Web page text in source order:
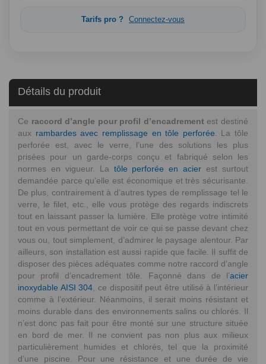
Tarifs pro ? Connectez-vous
Détails du produit
Ce raccord d’angle pour profil d’encadrement est destiné
aux rambardes avec remplissage en tôle perforée . La tôle
perforée est, avec le verre, l’une des solutions les plus
prisées pour un garde-corps conçu et fabriqué selon les
normes en vigueur. La tôle perforée en acier est surtout
demandée parce qu’elle est économique et très sécurisante.
De plus, contrairement à d’autres types de remplissage tel le
verre, le filet, etc., elle vous protège des regards indiscrets
tout en laissant passer la lumière. Elle protège votre intimité
tout en vous permettant de voir ce qui se passe devant chez
vous ou, tout simplement, d’admirer le paysage alentour. Par
ailleurs, son installation est aussi rapide que facile. Il suffit de
disposer des pièces adéquates comme notre raccord d’angle
pour profil d’encadrement tôle. Façonné dans de l’acier
inoxydable AISI 304 , ce dispositif peut être utilisé à l’intérieur
comme à l’extérieur. Néanmoins, il serait moins résistant et
moins durable dans des environnements salins ou chlorés. Il
n’est donc pas fait pour être monté sur une structure située
en bord de mer. Il ne convient pas non plus aux milieux
particulièrement humides et chlorés, tel que la proximité
d’une piscine. Pour une résistance et une durée de vie